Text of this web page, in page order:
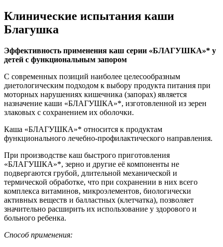
Клинические испытания каши
Благушка
Эффективность применения каш серии «БЛАГУШКА»* у
детей с функциональным запором
С современных позиций наиболее целесообразным
диетологическим подходом к выбору продукта питания при
моторных нарушениях кишечника (запорах) является
назначение каши «БЛАГУШКА»*, изготовленной из зерен
злаковых с сохранением их оболочки.
Каша «БЛАГУШКА»* относится к продуктам
функционального лечебно-профилактического направления.
При производстве каш быстрого приготовления
«БЛАГУШКА»*, зерно и другие её компоненты не
подвергаются грубой, длительной механической и
термической обработке, что при сохранении в них всего
комплекса витаминов, микроэлементов, биологически
активных веществ и балластных (клетчатка), позволяет
значительно расширить их использование у здорового и
больного ребенка.
Способ применения: